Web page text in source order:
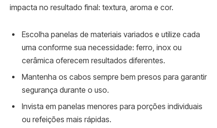
impacta no resultado final: textura, aroma e cor.
Escolha panelas de materiais variados e utilize cada
uma conforme sua necessidade: ferro, inox ou
cerâmica oferecem resultados diferentes.
Mantenha os cabos sempre bem presos para garantir
segurança durante o uso.
Invista em panelas menores para porções individuais
ou refeições mais rápidas.